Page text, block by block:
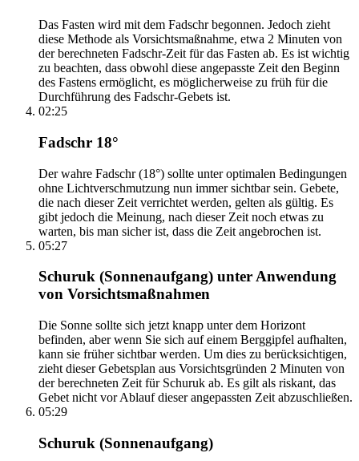
Das Fasten wird mit dem Fadschr begonnen. Jedoch zieht
diese Methode als Vorsichtsmaßnahme, etwa 2 Minuten von
der berechneten Fadschr-Zeit für das Fasten ab. Es ist wichtig
zu beachten, dass obwohl diese angepasste Zeit den Beginn
des Fastens ermöglicht, es möglicherweise zu früh für die
Durchführung des Fadschr-Gebets ist.
02:25
Fadschr 18°
Der wahre Fadschr (18°) sollte unter optimalen Bedingungen
ohne Lichtverschmutzung nun immer sichtbar sein. Gebete,
die nach dieser Zeit verrichtet werden, gelten als gültig. Es
gibt jedoch die Meinung, nach dieser Zeit noch etwas zu
warten, bis man sicher ist, dass die Zeit angebrochen ist.
05:27
Schuruk (Sonnenaufgang) unter Anwendung
von Vorsichtsmaßnahmen
Die Sonne sollte sich jetzt knapp unter dem Horizont
befinden, aber wenn Sie sich auf einem Berggipfel aufhalten,
kann sie früher sichtbar werden. Um dies zu berücksichtigen,
zieht dieser Gebetsplan aus Vorsichtsgründen 2 Minuten von
der berechneten Zeit für Schuruk ab. Es gilt als riskant, das
Gebet nicht vor Ablauf dieser angepassten Zeit abzuschließen.
05:29
Schuruk (Sonnenaufgang)